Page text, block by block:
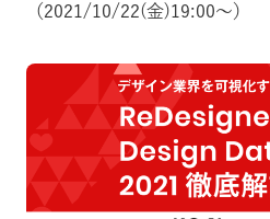
（2021/10/22(金)19:00〜）